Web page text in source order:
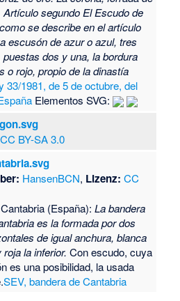
Artículo segundo El Escudo de
se describe en el artículo
escusón de azur o azul, tres
puestas dos y una, la bordura
o rojo, propio de la dinastía
33/1981, de 5 de octubre, del
Elementos SVG:
CC BY-SA 3.0
HansenBCN, Lizenz: CC
(España):La bandera
es la formada por dos
de igual anchura, blanca
roja la inferior.Con escudo, cuya
es una posibilidad, la usada
SEV, bandera de Cantabria